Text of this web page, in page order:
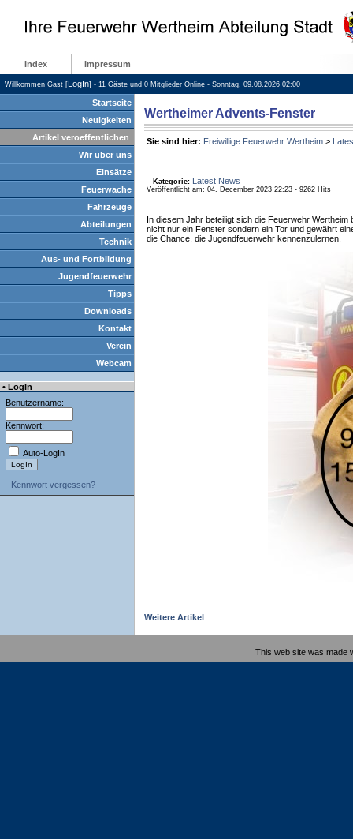
Index Impressum
Willkommen Gast [LogIn] - 11 Gäste und 0 Mitglieder Online - Sonntag, 09.08.2026 02:00
Startseite
Neuigkeiten
Artikel veroeffentlichen
Wir über uns
Einsätze
Feuerwache
Fahrzeuge
Abteilungen
Technik
Aus- und Fortbildung
Jugendfeuerwehr
Tipps
Downloads
Kontakt
Verein
Webcam
• LogIn
Benutzername:
Kennwort:
Auto-LogIn
- Kennwort vergessen?
Wertheimer Advents-Fenster
Sie sind hier: Freiwillige Feuerwehr Wertheim>
Kategorie: Latest News
Veröffentlicht am: 04. December 2023 22:23 - 9262 Hits
In diesem Jahr beteiligt sich die Feuerwehr
nicht nur ein Fenster sondern ein Tor und gewährt
die Chance, die Jugendfeuerwehr kennenzulernen.
Weitere Artikel
This web site was made